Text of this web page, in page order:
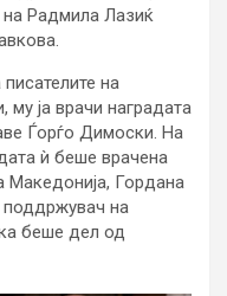
на Радмила Лазиќ
на
ја врачи наградата
Ѓорѓо Димоски. На
ѝ беше врачена
Македонија, Гордана
поддржувач на
беше дел од